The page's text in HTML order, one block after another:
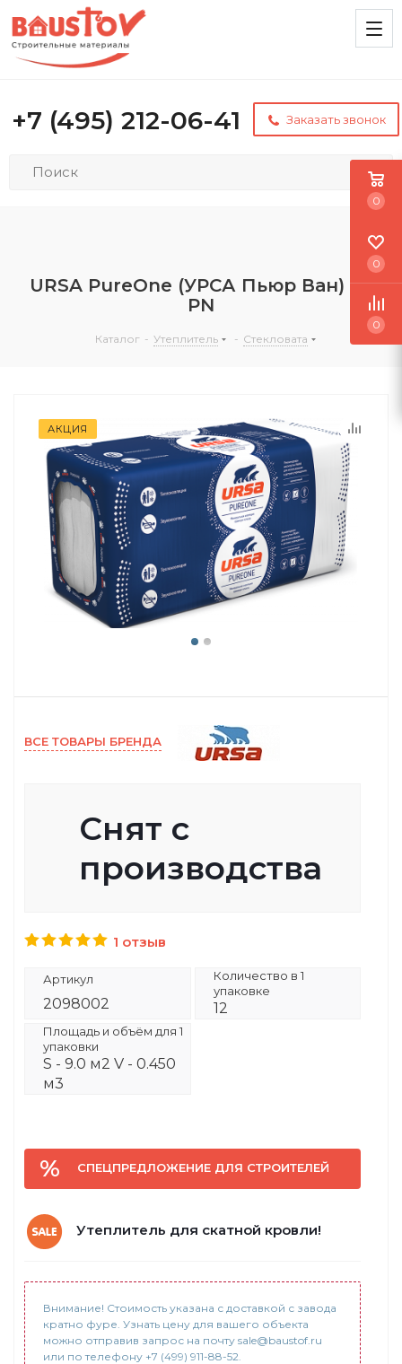
+7 (495) 212-06-41 Заказать звонок
URSA PureOne (УРСА Пьюр Ван) 34
PN
Каталог - Утеплитель - Стекловата
АКЦИЯ
ВСЕ ТОВАРЫ БРЕНДА
Снят с
производства
1 отзыв
Артикул
2098002
Количество в 1
упаковке
12
Площадь и объём для 1
упаковки
S - 9.0 м2 V - 0.450
м3
СПЕЦПРЕДЛОЖЕНИЕ ДЛЯ СТРОИТЕЛЕЙ
Утеплитель для скатной кровли!
Внимание! Стоимость указана с доставкой с завода
кратно фуре. Узнать цену для вашего объекта
можно отправив запрос на почту sale@baustof.ru
или по телефону +7 (499) 911-88-52.
0
0
0